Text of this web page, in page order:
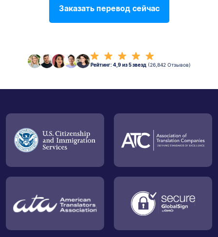
Заказать перевод сейчас
Рейтинг: 4,9 из 5 звезд (26,842 Отзывов)